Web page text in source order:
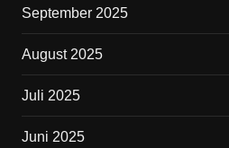
September 2025
August 2025
Juli 2025
Juni 2025